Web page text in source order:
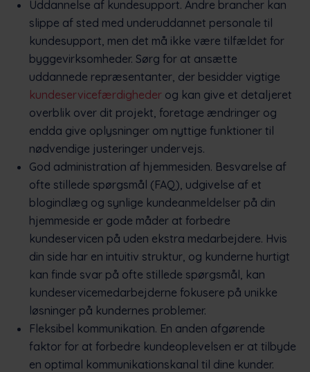
Uddannelse af kundesupport. Andre brancher kan
slippe af sted med underuddannet personale til
kundesupport, men det må ikke være tilfældet for
byggevirksomheder. Sørg for at ansætte
uddannede repræsentanter, der besidder vigtige
kundeservicefærdigheder og kan give et detaljeret
overblik over dit projekt, foretage ændringer og
endda give oplysninger om nyttige funktioner til
nødvendige justeringer undervejs.
God administration af hjemmesiden. Besvarelse af
ofte stillede spørgsmål (FAQ), udgivelse af et
blogindlæg og synlige kundeanmeldelser på din
hjemmeside er gode måder at forbedre
kundeservicen på uden ekstra medarbejdere. Hvis
din side har en intuitiv struktur, og kunderne hurtigt
kan finde svar på ofte stillede spørgsmål, kan
kundeservicemedarbejderne fokusere på unikke
løsninger på kundernes problemer.
Fleksibel kommunikation. En anden afgørende
faktor for at forbedre kundeoplevelsen er at tilbyde
en optimal kommunikationskanal til dine kunder.